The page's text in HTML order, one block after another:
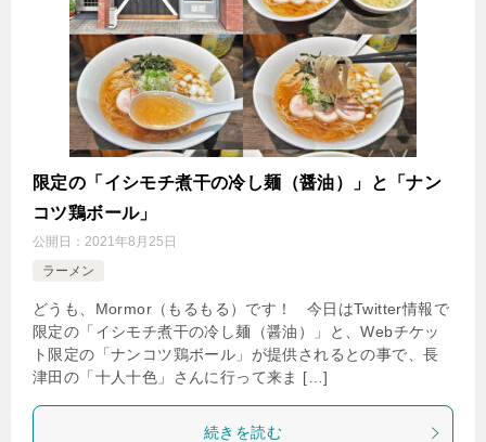
限定の「イシモチ煮干の冷し麺（醤油）」と「ナン
コツ鶏ボール」
公開日： 2021年8月25日
ラーメン
どうも、Mormor（もるもる）です！ 今日はTwitter情報で
限定の「イシモチ煮干の冷し麺（醤油）」と、Webチケッ
ト限定の「ナンコツ鶏ボール」が提供されるとの事で、長
津田の「十人十色」さんに行って来ま […]
続きを読む